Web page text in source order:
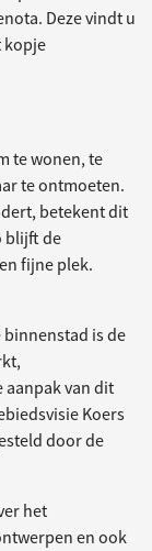
Deze vindt u
kopje
te wonen, te
te ontmoeten.
betekent dit
blijft de
fijne plek.
is de
aanpak van dit
Koers
door de
het
en ook